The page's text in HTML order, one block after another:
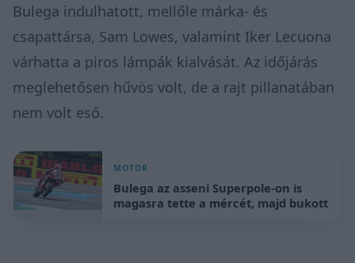
Bulega indulhatott, mellőle márka- és
csapattársa, Sam Lowes, valamint Iker Lecuona
várhatta a piros lámpák kialvását. Az időjárás
meglehetősen hűvös volt, de a rajt pillanatában
nem volt eső.
MOTOR
Bulega az asseni Superpole-on is
magasra tette a mércét, majd bukott